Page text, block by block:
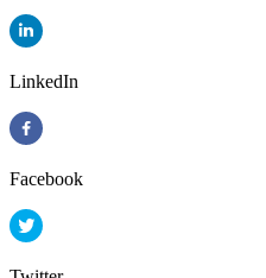
LinkedIn
Facebook